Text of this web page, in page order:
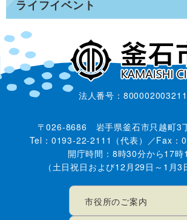
ライフイベント
法人番号：
〒026-8686 岩手県釜石市只越町3
Tel：0193-22-2111（代表）／Fax：
開庁時間：8時30分から17時
（土日祝日および12月29日～1月3
市役所のご案内